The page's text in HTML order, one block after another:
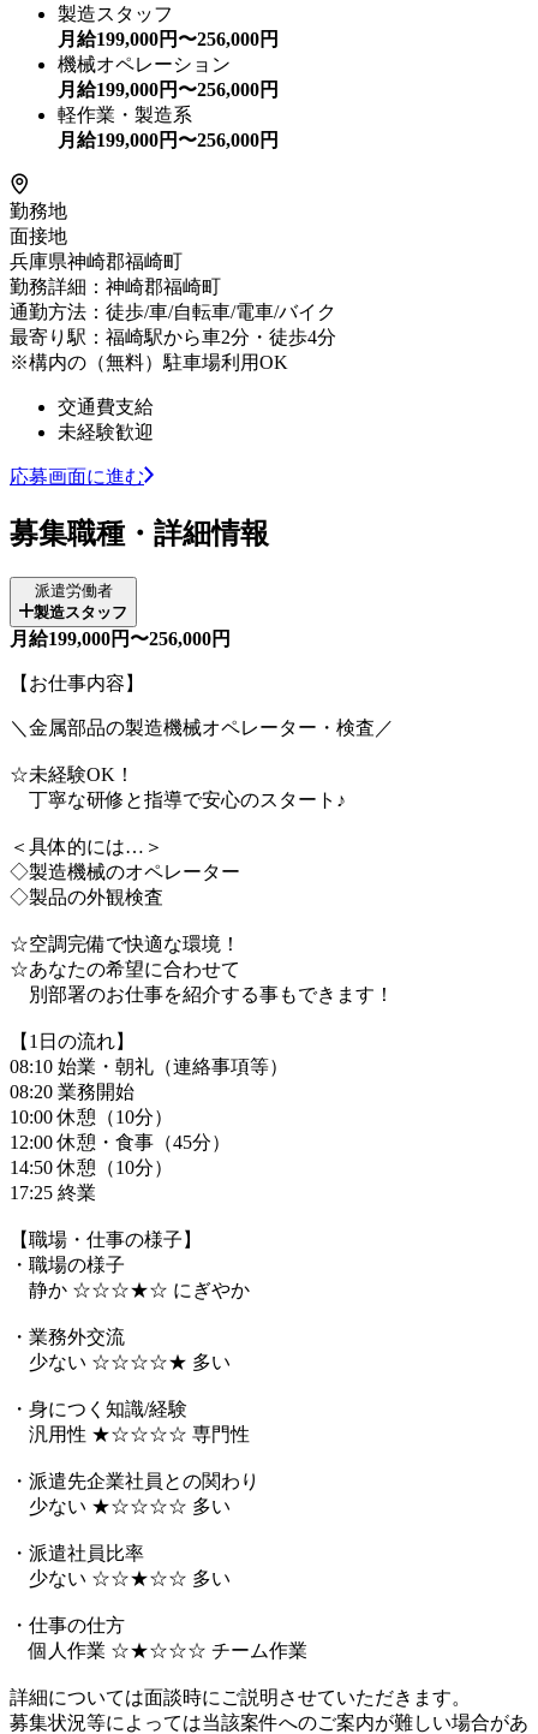
製造スタッフ
月給199,000円〜256,000円
機械オペレーション
月給199,000円〜256,000円
軽作業・製造系
月給199,000円〜256,000円
勤務地
面接地
兵庫県神崎郡福崎町
勤務詳細：神崎郡福崎町
通勤方法：徒歩/車/自転車/電車/バイク
最寄り駅：福崎駅から車2分・徒歩4分
※構内の（無料）駐車場利用OK
交通費支給
未経験歓迎
応募画面に進む
募集職種・詳細情報
派遣労働者
製造スタッフ
月給199,000円〜256,000円
【お仕事内容】
＼金属部品の製造機械オペレーター・検査／
☆未経験OK！
丁寧な研修と指導で安心のスタート♪
＜具体的には…＞
◇製造機械のオペレーター
◇製品の外観検査
☆空調完備で快適な環境！
☆あなたの希望に合わせて
別部署のお仕事を紹介する事もできます！
【1日の流れ】
08:10 始業・朝礼（連絡事項等）
08:20 業務開始
10:00 休憩（10分）
12:00 休憩・食事（45分）
14:50 休憩（10分）
17:25 終業
【職場・仕事の様子】
・職場の様子
静か ☆☆☆★☆ にぎやか
・業務外交流
少ない ☆☆☆☆★ 多い
・身につく知識/経験
汎用性 ★☆☆☆☆ 専門性
・派遣先企業社員との関わり
少ない ★☆☆☆☆ 多い
・派遣社員比率
少ない ☆☆★☆☆ 多い
・仕事の仕方
個人作業 ☆★☆☆☆ チーム作業
詳細については面談時にご説明させていただきます。
募集状況等によっては当該案件へのご案内が難しい場合があ